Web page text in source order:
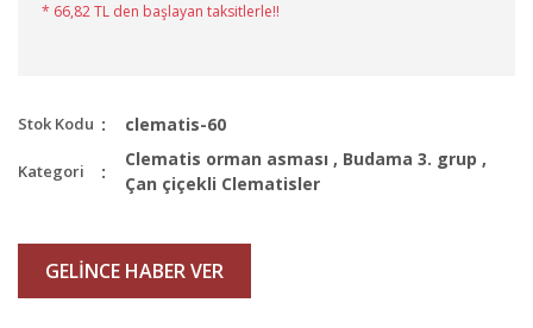
* 66,82 TL den başlayan taksitlerle!!
Stok Kodu clematis-60
Kategori
Clematis orman asması , Budama 3. grup ,
Çan çiçekli Clematisler
GELİNCE HABER VER